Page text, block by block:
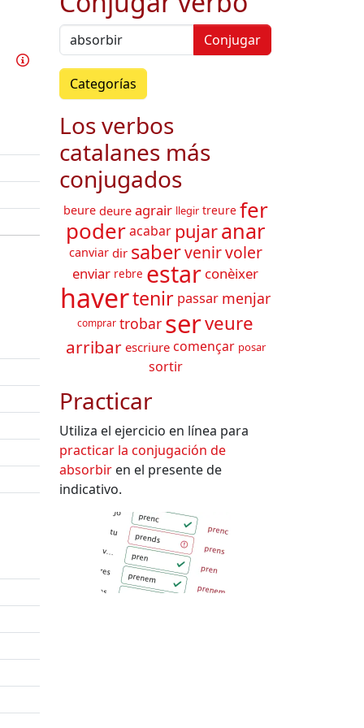
este verbo
Información
Conjugar
Categorías
Los verbos
catalanes más
conjugados
beure deure agrair llegir treure fer
poderacabar pujaranar
canviar dir sabervenirvoler
enviar rebre estar conèixer
havertenir passar menjar
comprar trobar serveure
arribar escriure començar posar
sortir
Practicar
Utiliza el ejercicio en línea para
practicar la conjugación de
absorbir en el presente de
indicativo.